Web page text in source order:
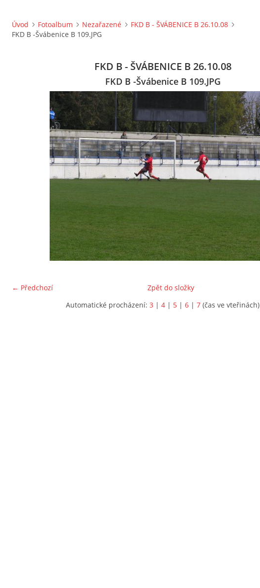
Úvod Fotoalbum Nezařazené
FKD B - ŠVÁBENICE B 26.10.08
FKD B -Švábenice B 109.JPG
FKD B - ŠVÁBENICE B 26.10.08
FKD B -Švábenice B 109.JPG
← Předchozí
Zpět do složky
Automatické procházení: 3 | 4 | 5 | 6 | 7 (čas ve vteřinách)